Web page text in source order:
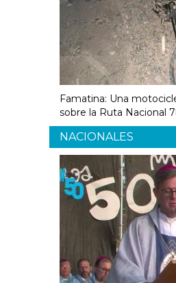
Famatina: Una
sobre la Ruta Nacional
NACIONALES